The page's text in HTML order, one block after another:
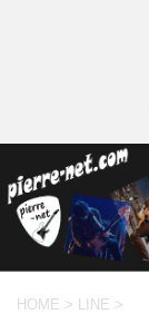
HOME > LINE >